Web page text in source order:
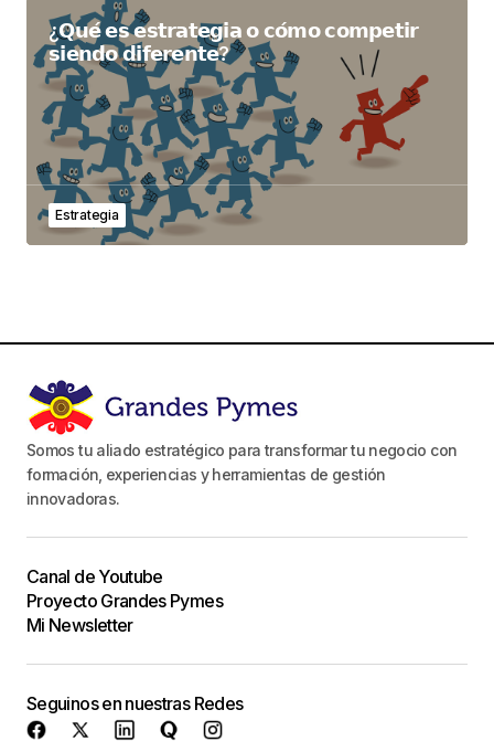
¿𝗤𝘂𝗲́ 𝗲𝘀 𝗲𝘀𝘁𝗿𝗮𝘁𝗲𝗴𝗶𝗮 𝗼 𝗰𝗼́𝗺𝗼 𝗰𝗼𝗺𝗽𝗲𝘁𝗶𝗿
𝘀𝗶𝗲𝗻𝗱𝗼 𝗱𝗶𝗳𝗲𝗿𝗲𝗻𝘁𝗲?
Estrategia
Somos tu aliado estratégico para transformar tu negocio con
formación, experiencias y herramientas de gestión
innovadoras.
Canal de Youtube
Proyecto Grandes Pymes
Mi Newsletter
Seguinos en nuestras Redes